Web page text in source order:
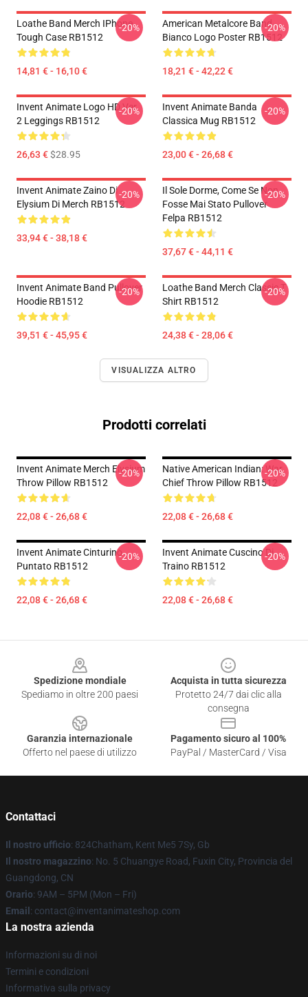
Loathe Band Merch IPhone
Tough Case RB1512
14,81 € - 16,10 €
-20%
American Metalcore Band
Bianco Logo Poster RB1512
18,21 € - 42,22 €
-20%
Invent Animate Logo HD Ver.
2 Leggings RB1512
26,63 €$28.95
-20%
Invent Animate Banda
Classica Mug RB1512
23,00 € - 26,68 €
-20%
Invent Animate Zaino Di
Elysium Di Merch RB1512
33,94 € - 38,18 €
-20%
Il Sole Dorme, Come Se Non
Fosse Mai Stato Pullover
Felpa RB1512
37,67 € - 44,11 €
-20%
Invent Animate Band Pullover
Hoodie RB1512
39,51 € - 45,95 €
-20%
Loathe Band Merch Classic T
Shirt RB1512
24,38 € - 28,06 €
-20%
VISUALIZZA ALTRO
Prodotti correlati
Invent Animate Merch Elysium
Throw Pillow RB1512
22,08 € - 26,68 €
-20%
Native American Indian: War
Chief Throw Pillow RB1512
22,08 € - 26,68 €
-20%
Invent Animate Cinturino
Puntato RB1512
22,08 € - 26,68 €
-20%
Invent Animate Cuscino Di
Traino RB1512
22,08 € - 26,68 €
-20%
Spedizione mondiale
Spediamo in oltre 200 paesi
Acquista in tutta sicurezza
Protetto 24/7 dai clic alla
consegna
Garanzia internazionale
Offerto nel paese di utilizzo
Pagamento sicuro al 100%
PayPal / MasterCard / Visa
Contattaci
Il nostro ufficio: 824Chatham, Kent Me5 7Sy, Gb
Il nostro magazzino: No. 5 Chuangye Road, Fuxin City, Provincia del
Guangdong, CN
Orario: 9AM – 5PM (Mon – Fri)
Email : contact@inventanimateshop.com
La nostra azienda
Informazioni su di noi
Termini e condizioni
Informativa sulla privacy